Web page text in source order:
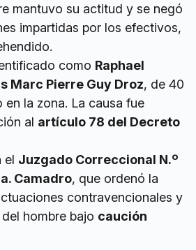
mantuvo su actitud y se negó
impartidas por los efectivos,
como Raphael
Marc Pierre Guy Droz, de 40
la zona. La causa fue
al artículo 78 del Decreto
el Juzgado Correccional N.º
Camadro, que ordenó la
contravencionales y
hombre bajo caución